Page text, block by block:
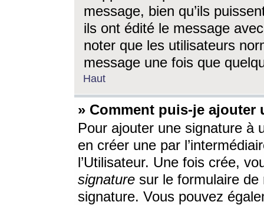
message, bien qu’ils
ils ont édité le message
noter que les utilisateurs
message une fois que
Haut
» Comment puis-je ajouter
Pour ajouter une signature à
en créer une par
l’Utilisateur. Une fois crée,
signature sur le formulaire de
signature. Vous pouvez